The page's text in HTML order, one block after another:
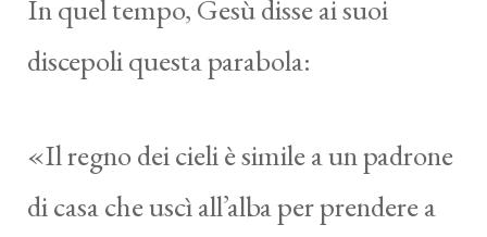
In quel tempo, Gesù disse ai suoi
discepoli questa parabola:
«Il regno dei cieli è simile a un padrone
di casa che uscì all’alba per prendere a